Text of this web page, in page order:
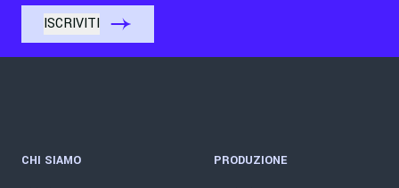
CHI SIAMO PRODUZIONE